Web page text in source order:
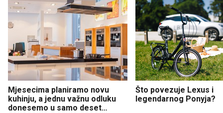
Mjesecima planiramo novu
kuhinju, a jednu važnu odluku
donesemo u samo deset
Što povezuje Lexus i
legendarnog Ponyja?